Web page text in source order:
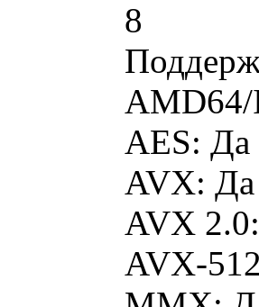
8
AES: Да
AVX: Да
AVX
AVX-